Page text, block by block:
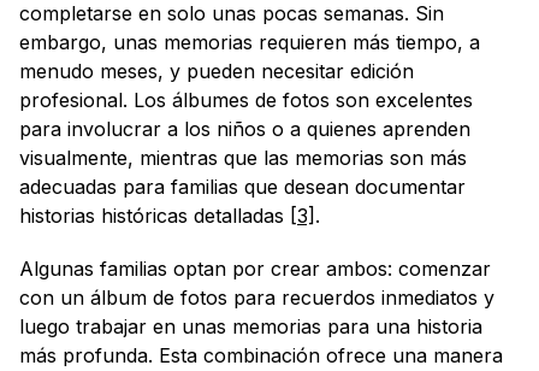
completarse en solo unas pocas semanas. Sin
embargo, unas memorias requieren más tiempo, a
menudo meses, y pueden necesitar edición
profesional. Los álbumes de fotos son excelentes
para involucrar a los niños o a quienes aprenden
visualmente, mientras que las memorias son más
adecuadas para familias que desean documentar
historias históricas detalladas [3] .
Algunas familias optan por crear ambos: comenzar
con un álbum de fotos para recuerdos inmediatos y
luego trabajar en unas memorias para una historia
más profunda. Esta combinación ofrece una manera